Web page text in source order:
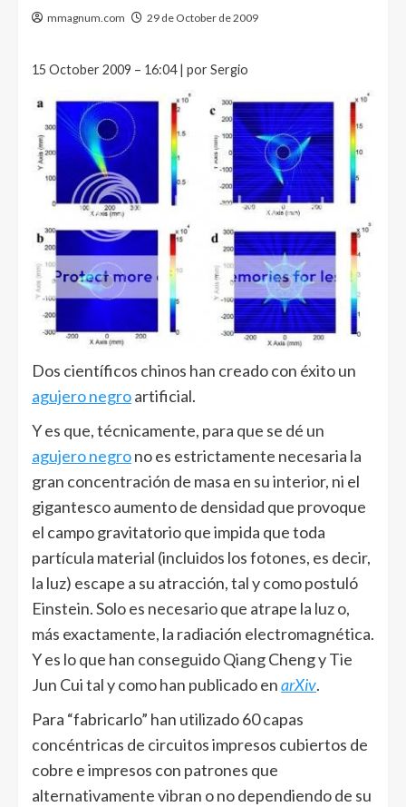
mmagnum.com 29 de October de 2009
15 October 2009 – 16:04 | por Sergio
Dos científicos chinos han creado con éxito un
agujero negroartificial.
Y es que, técnicamente, para que se dé un
agujero negrono es estrictamente necesaria la
gran concentración de masa en su interior, ni el
gigantesco aumento de densidad que provoque
el campo gravitatorio que impida que toda
partícula material (incluidos los fotones, es decir,
la luz) escape a su atracción, tal y como postuló
Einstein. Solo es necesario que atrape la luz o,
más exactamente, la radiación electromagnética.
Y es lo que han conseguido Qiang Cheng y Tie
Jun Cui tal y como han publicado enarXiv.
Para “fabricarlo” han utilizado 60 capas
concéntricas de circuitos impresos cubiertos de
cobre e impresos con patrones que
alternativamente vibran o no dependiendo de su